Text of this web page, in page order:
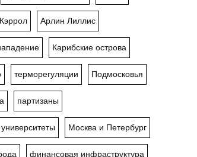
Арлин Лиллис
Карибские острова
терморегуляции Подмосковья
партизаны
Москва и Петербург
финансовая инфраструктура